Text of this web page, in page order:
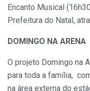
Encanto Musical
Prefeitura do Natal,
DOMINGO NA ARENA
O projeto Domingo na
para toda a família,
na área externa do